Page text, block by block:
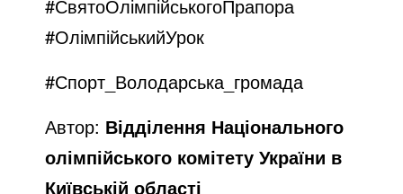
#СвятоОлімпійськогоПрапора
#ОлімпійськийУрок
#Спорт_Володарська_громада
Автор: Відділення Національного
олімпійського комітету України в
Київській області